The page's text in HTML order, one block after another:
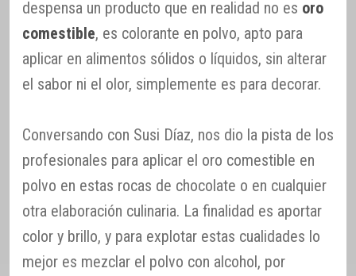
despensa un producto que en realidad no es oro
comestible, es colorante en polvo, apto para
aplicar en alimentos sólidos o líquidos, sin alterar
el sabor ni el olor, simplemente es para decorar.
Conversando con Susi Díaz, nos dio la pista de los
profesionales para aplicar el oro comestible en
polvo en estas rocas de chocolate o en cualquier
otra elaboración culinaria. La finalidad es aportar
color y brillo, y para explotar estas cualidades lo
mejor es mezclar el polvo con alcohol, por